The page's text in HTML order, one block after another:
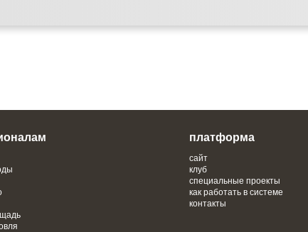
платформа
сайт
клуб
специальные проекты
как работать в системе
контакты